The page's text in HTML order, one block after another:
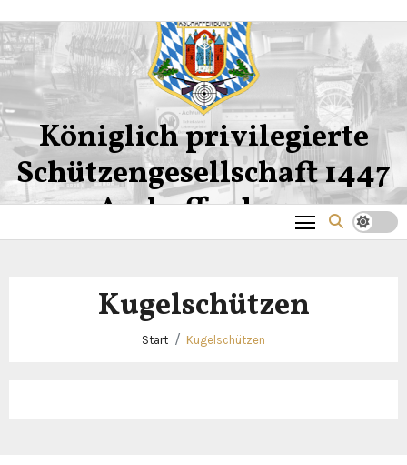
Inhalt
springen
Königlich privilegierte
Schützengesellschaft 1447
Aschaffenburg
Kugelschützen
Start Kugelschützen